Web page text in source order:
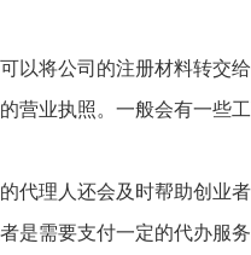
以将公司的注册材料转交
业执照。一般会有一些工
代理人还会及时帮助创业
是需要支付一定的代办服务